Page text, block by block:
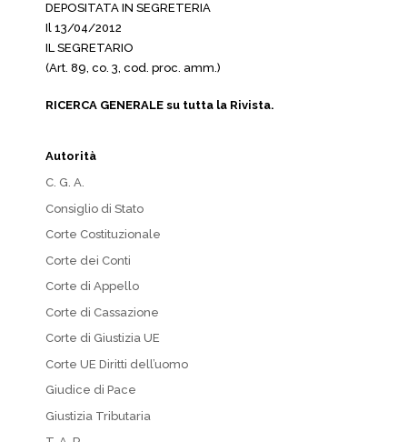
DEPOSITATA IN SEGRETERIA
Il 13/04/2012
IL SEGRETARIO
(Art. 89, co. 3, cod. proc. amm.)
RICERCA GENERALE su tutta la Rivista.
Autorità
C. G. A.
Consiglio di Stato
Corte Costituzionale
Corte dei Conti
Corte di Appello
Corte di Cassazione
Corte di Giustizia UE
Corte UE Diritti dell’uomo
Giudice di Pace
Giustizia Tributaria